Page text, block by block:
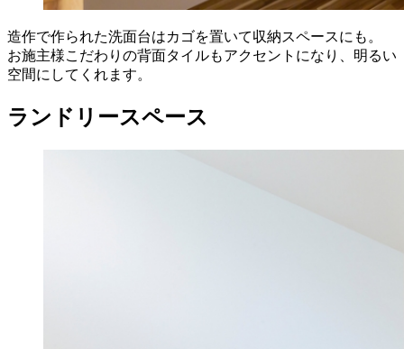
造作で作られた洗面台はカゴを置いて収納スペースにも。
お施主様こだわりの背面タイルもアクセントになり、明るい
空間にしてくれます。
ランドリースペース